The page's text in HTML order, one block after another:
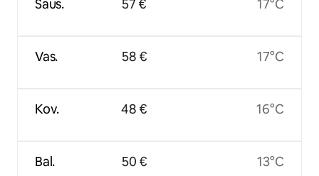
Saus.
Vas.
Kov.
Bal.
57 €
58 €
48 €
50 €
17°C
17°C
16°C
13°C